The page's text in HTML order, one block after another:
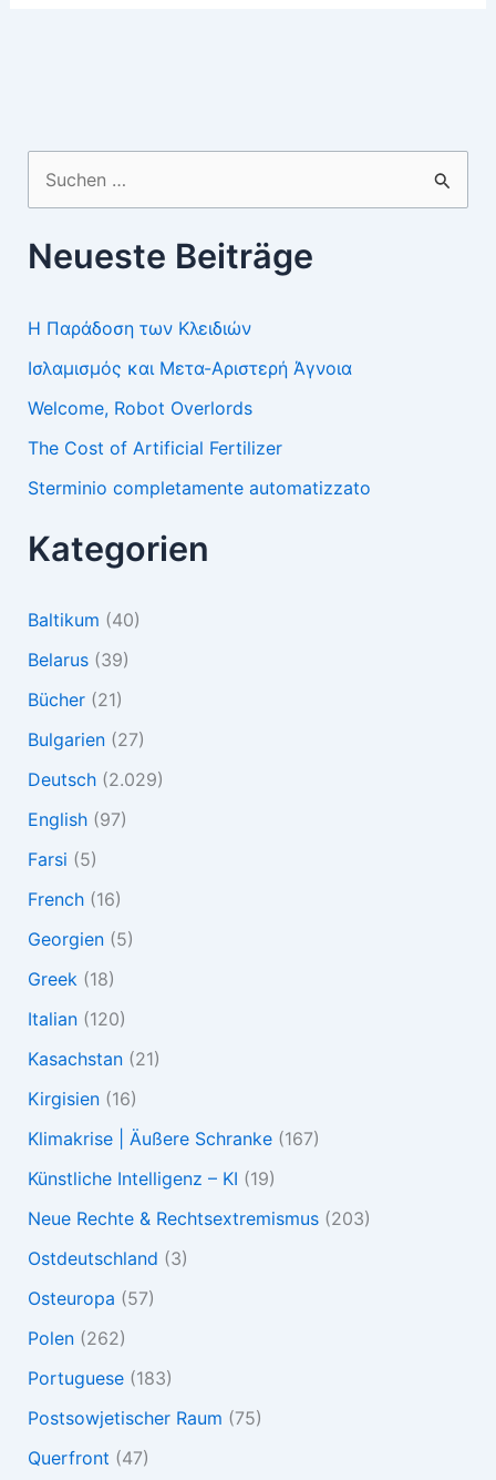
nach:
Neueste Beiträge
Η Παράδοση των Κλειδιών
Ισλαμισμός και Μετα-Αριστερή Άγνοια
Welcome, Robot Overlords
The Cost of Artificial Fertilizer
Sterminio completamente automatizzato
Kategorien
Baltikum (40)
Belarus(39)
Bücher(21)
Bulgarien(27)
Deutsch(2.029)
English(97)
Farsi (5)
French(16)
Georgien(5)
Greek(18)
Italian(120)
Kasachstan(21)
Kirgisien(16)
Klimakrise | Äußere Schranke(167)
Künstliche Intelligenz – KI (19)
Neue Rechte & Rechtsextremismus(203)
Ostdeutschland (3)
Osteuropa (57)
Polen(262)
Portuguese(183)
Postsowjetischer Raum (75)
Querfront (47)